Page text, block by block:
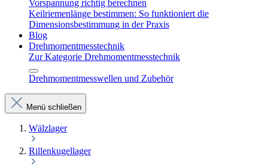
Vorspannung richtig berechnen
Keilriemenlänge bestimmen: So funktioniert die
Dimensionsbestimmung in der Praxis
Blog
Drehmomentmesstechnik
Zur Kategorie Drehmomentmesstechnik
Drehmomentmesswellen und Zubehör
Menü schließen
Wälzlager
Rillenkugellager